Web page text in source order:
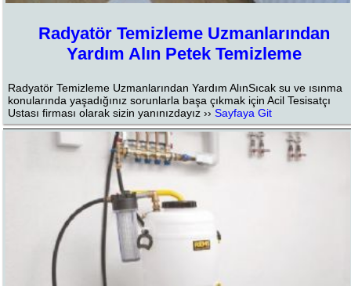
Radyatör Temizleme Uzmanlarından
Yardım Alın Petek Temizleme
Radyatör Temizleme Uzmanlarından Yardım AlınSıcak su ve ısınma
konularında yaşadığınız sorunlarla başa çıkmak için Acil Tesisatçı
Ustası firması olarak sizin yanınızdayız ››Sayfaya Git